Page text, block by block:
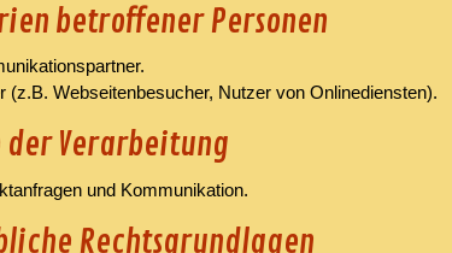
betroffener Personen
(z.B. Webseitenbesucher, Nutzer von Onlinediensten).
der Verarbeitung
und Kommunikation.
Rechtsgrundlagen